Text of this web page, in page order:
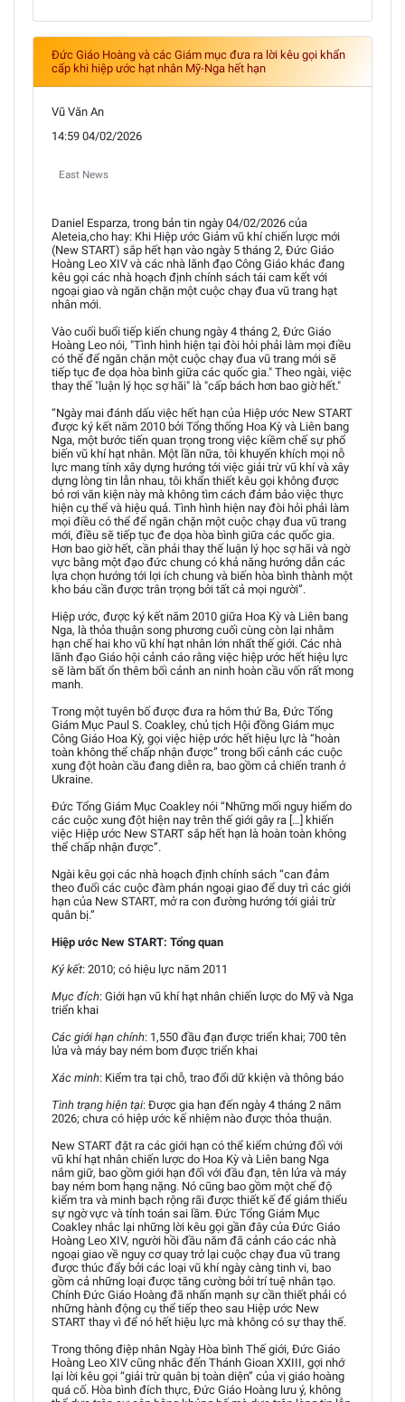
Đức Giáo Hoàng và các Giám mục đưa ra lời kêu gọi khẩn
cấp khi hiệp ước hạt nhân Mỹ-Nga hết hạn
Vũ Văn An
14:59 04/02/2026
East News
Daniel Esparza, trong bản tin ngày 04/02/2026 của
Aleteia,cho hay: Khi Hiệp ước Giảm vũ khí chiến lược mới
(New START) sắp hết hạn vào ngày 5 tháng 2, Đức Giáo
Hoàng Leo XIV và các nhà lãnh đạo Công Giáo khác đang
kêu gọi các nhà hoạch định chính sách tái cam kết với
ngoại giao và ngăn chặn một cuộc chạy đua vũ trang hạt
nhân mới.
Vào cuối buổi tiếp kiến chung ngày 4 tháng 2, Đức Giáo
Hoàng Leo nói, "Tình hình hiện tại đòi hỏi phải làm mọi điều
có thể để ngăn chặn một cuộc chạy đua vũ trang mới sẽ
tiếp tục đe dọa hòa bình giữa các quốc gia." Theo ngài, việc
thay thế "luận lý học sợ hãi" là "cấp bách hơn bao giờ hết."
“Ngày mai đánh dấu việc hết hạn của Hiệp ước New START
được ký kết năm 2010 bởi Tổng thống Hoa Kỳ và Liên bang
Nga, một bước tiến quan trọng trong việc kiềm chế sự phổ
biến vũ khí hạt nhân. Một lần nữa, tôi khuyến khích mọi nỗ
lực mang tính xây dựng hướng tới việc giải trừ vũ khí và xây
dựng lòng tin lẫn nhau, tôi khẩn thiết kêu gọi không được
bỏ rơi văn kiện này mà không tìm cách đảm bảo việc thực
hiện cụ thể và hiệu quả. Tình hình hiện nay đòi hỏi phải làm
mọi điều có thể để ngăn chặn một cuộc chạy đua vũ trang
mới, điều sẽ tiếp tục đe dọa hòa bình giữa các quốc gia.
Hơn bao giờ hết, cần phải thay thế luận lý học sợ hãi và ngờ
vực bằng một đạo đức chung có khả năng hướng dẫn các
lựa chọn hướng tới lợi ích chung và biến hòa bình thành một
kho báu cần được trân trọng bởi tất cả mọi người”.
Hiệp ước, được ký kết năm 2010 giữa Hoa Kỳ và Liên bang
Nga, là thỏa thuận song phương cuối cùng còn lại nhằm
hạn chế hai kho vũ khí hạt nhân lớn nhất thế giới. Các nhà
lãnh đạo Giáo hội cảnh cáo rằng việc hiệp ước hết hiệu lực
sẽ làm bất ổn thêm bối cảnh an ninh hoàn cầu vốn rất mong
manh.
Trong một tuyên bố được đưa ra hôm thứ Ba, Đức Tổng
Giám Mục Paul S. Coakley, chủ tịch Hội đồng Giám mục
Công Giáo Hoa Kỳ, gọi việc hiệp ước hết hiệu lực là “hoàn
toàn không thể chấp nhận được” trong bối cảnh các cuộc
xung đột hoàn cầu đang diễn ra, bao gồm cả chiến tranh ở
Ukraine.
Đức Tổng Giám Mục Coakley nói “Những mối nguy hiểm do
các cuộc xung đột hiện nay trên thế giới gây ra […] khiến
việc Hiệp ước New START sắp hết hạn là hoàn toàn không
thể chấp nhận được”.
Ngài kêu gọi các nhà hoạch định chính sách “can đảm
theo đuổi các cuộc đàm phán ngoại giao để duy trì các giới
hạn của New START, mở ra con đường hướng tới giải trừ
quân bị.”
Hiệp ước New START: Tổng quan
Ký kết: 2010; có hiệu lực năm 2011
Mục đích: Giới hạn vũ khí hạt nhân chiến lược do Mỹ và Nga
triển khai
Các giới hạn chính: 1,550 đầu đạn được triển khai; 700 tên
lửa và máy bay ném bom được triển khai
Xác minh: Kiểm tra tại chỗ, trao đổi dữ kkiện và thông báo
Tình trạng hiện tại: Được gia hạn đến ngày 4 tháng 2 năm
2026; chưa có hiệp ước kế nhiệm nào được thỏa thuận.
New START đặt ra các giới hạn có thể kiểm chứng đối với
vũ khí hạt nhân chiến lược do Hoa Kỳ và Liên bang Nga
nắm giữ, bao gồm giới hạn đối với đầu đạn, tên lửa và máy
bay ném bom hạng nặng. Nó cũng bao gồm một chế độ
kiểm tra và minh bạch rộng rãi được thiết kế để giảm thiểu
sự ngờ vực và tính toán sai lầm. Đức Tổng Giám Mục
Coakley nhắc lại những lời kêu gọi gần đây của Đức Giáo
Hoàng Leo XIV, người hồi đầu năm đã cảnh cáo các nhà
ngoại giao về nguy cơ quay trở lại cuộc chạy đua vũ trang
được thúc đẩy bởi các loại vũ khí ngày càng tinh vi, bao
gồm cả những loại được tăng cường bởi trí tuệ nhân tạo.
Chính Đức Giáo Hoàng đã nhấn mạnh sự cần thiết phải có
những hành động cụ thể tiếp theo sau Hiệp ước New
START thay vì để nó hết hiệu lực mà không có sự thay thế.
Trong thông điệp nhân Ngày Hòa bình Thế giới, Đức Giáo
Hoàng Leo XIV cũng nhắc đến Thánh Gioan XXIII, gợi nhớ
lại lời kêu gọi “giải trừ quân bị toàn diện” của vị giáo hoàng
quá cố. Hòa bình đích thực, Đức Giáo Hoàng lưu ý, không